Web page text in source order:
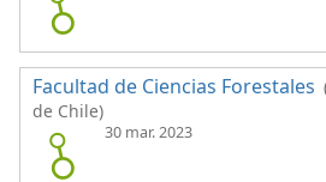
Facultad de Ciencias Forestales
de Chile)
30 mar. 2023